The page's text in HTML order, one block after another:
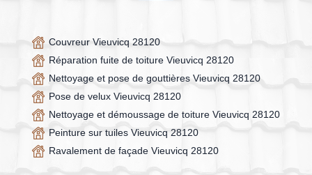
Couvreur Vieuvicq 28120
Réparation fuite de toiture Vieuvicq 28120
Nettoyage et pose de gouttières Vieuvicq 28120
Pose de velux Vieuvicq 28120
Nettoyage et démoussage de toiture Vieuvicq 28120
Peinture sur tuiles Vieuvicq 28120
Ravalement de façade Vieuvicq 28120